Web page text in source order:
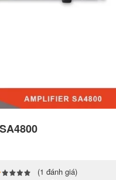
(1 đánh giá)